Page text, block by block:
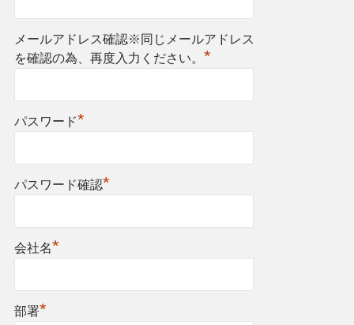
メールアドレス確認※同じメールアドレス
を確認の為、再度入力ください。 *
パスワード*
パスワード確認*
会社名*
部署*